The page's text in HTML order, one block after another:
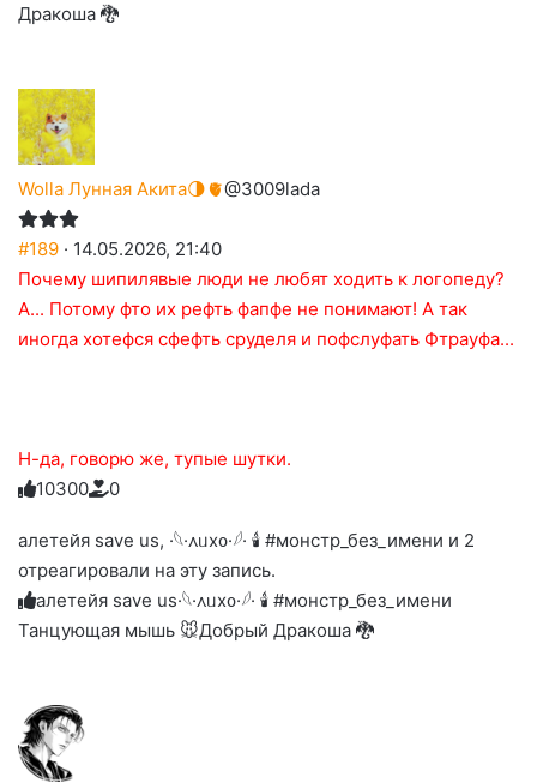
Дракоша 🐉
Wolla Лунная Акита🌗🫀@3009lada
#189 · 14.05.2026, 21:40
Почему шипилявые люди не любят ходить к логопеду?
А... Потому фто их рефть фапфе не понимают! А так
иногда хотефся сфефть сруделя и пофслуфать Фтрауфа...
Н-да, говорю же, тупые шутки.
Голосуйте
вверх.
1
Нажмите
реакцию:
0
Нажмите
реакцию:
до
слез
3
Нажмите
реакцию:
0
Нажмите
реакцию:
0
Нажмите
благодарю
0
алетейя save us, ·𓆩·᧘ᥙх᧐·𓆪· 🕯 #монстр_без_имени и 2
отреагировали на эту запись.
алетейя save us·𓆩·᧘ᥙх᧐·𓆪· 🕯 #монстр_без_имени
Танцующая мышь 🐭Добрый Дракоша 🐉